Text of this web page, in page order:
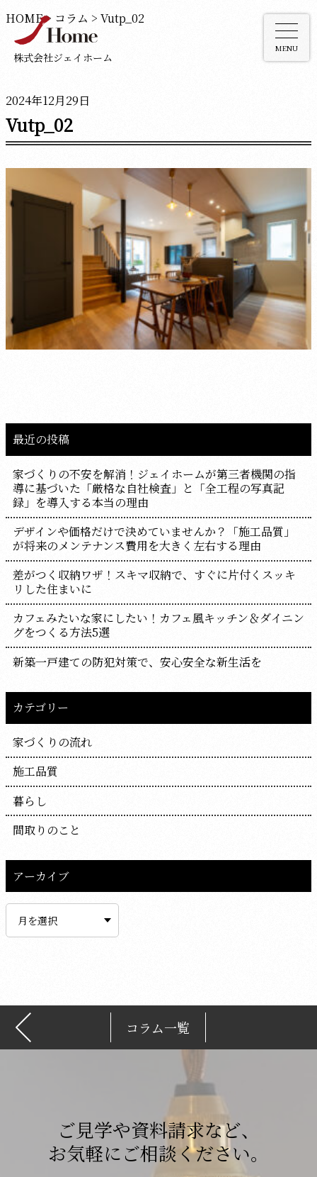
株式会社ジェイホーム
MENU
HOME> コラム > Vutp_02
2024年12月29日
Vutp_02
最近の投稿
家づくりの不安を解消！ジェイホームが第三者機関の指
導に基づいた「厳格な自社検査」と「全工程の写真記
録」を導入する本当の理由
デザインや価格だけで決めていませんか？「施工品質」
が将来のメンテナンス費用を大きく左右する理由
差がつく収納ワザ！スキマ収納で、すぐに片付くスッキ
リした住まいに
カフェみたいな家にしたい！カフェ風キッチン＆ダイニン
グをつくる方法5選
新築一戸建ての防犯対策で、安心安全な新生活を
カテゴリー
家づくりの流れ
施工品質
暮らし
間取りのこと
アーカイブ
イ
コラム一覧
ご見学や資料請求など、
お気軽にご相談ください。